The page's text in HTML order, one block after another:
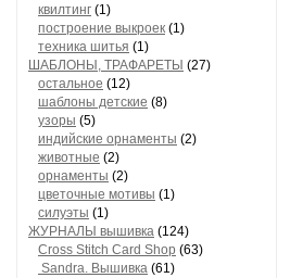
квилтинг (1)
построение выкроек (1)
техника шитья (1)
ШАБЛОНЫ, ТРАФАРЕТЫ (27)
остальное (12)
шаблоны детские (8)
узоры (5)
индийские орнаменты (2)
животные (2)
орнаменты (2)
цветочные мотивы (1)
силуэты (1)
ЖУРНАЛЫ вышивка (124)
Cross Stitch Card Shop (63)
Sandra. Вышивка (61)